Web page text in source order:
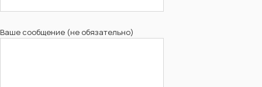
Ваше сообщение (не обязательно)